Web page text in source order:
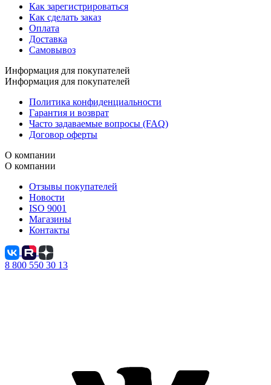
Как зарегистрироваться
Как сделать заказ
Оплата
Доставка
Самовывоз
Информация для покупателей
Информация для покупателей
Политика конфиденциальности
Гарантия и возврат
Часто задаваемые вопросы (FAQ)
Договор оферты
О компании
О компании
Отзывы покупателей
Новости
ISO 9001
Магазины
Контакты
8 800 550 30 13